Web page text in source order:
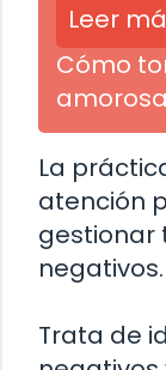
Leer
Cómo
La
atención
gestionar
negativos.
Trata de